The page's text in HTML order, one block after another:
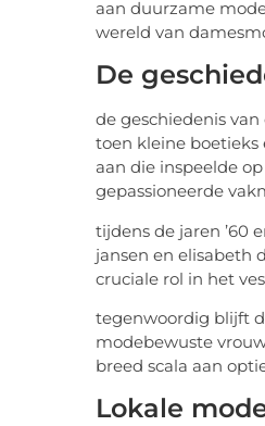
aan duurzame
wereld van
De
de geschiedenis
toen kleine
aan die inspeelde
gepassioneerde
tijdens de jaren ’60
jansen en elisabeth
cruciale rol in het
tegenwoordig blijft
modebewuste
breed scala aan
Lokale